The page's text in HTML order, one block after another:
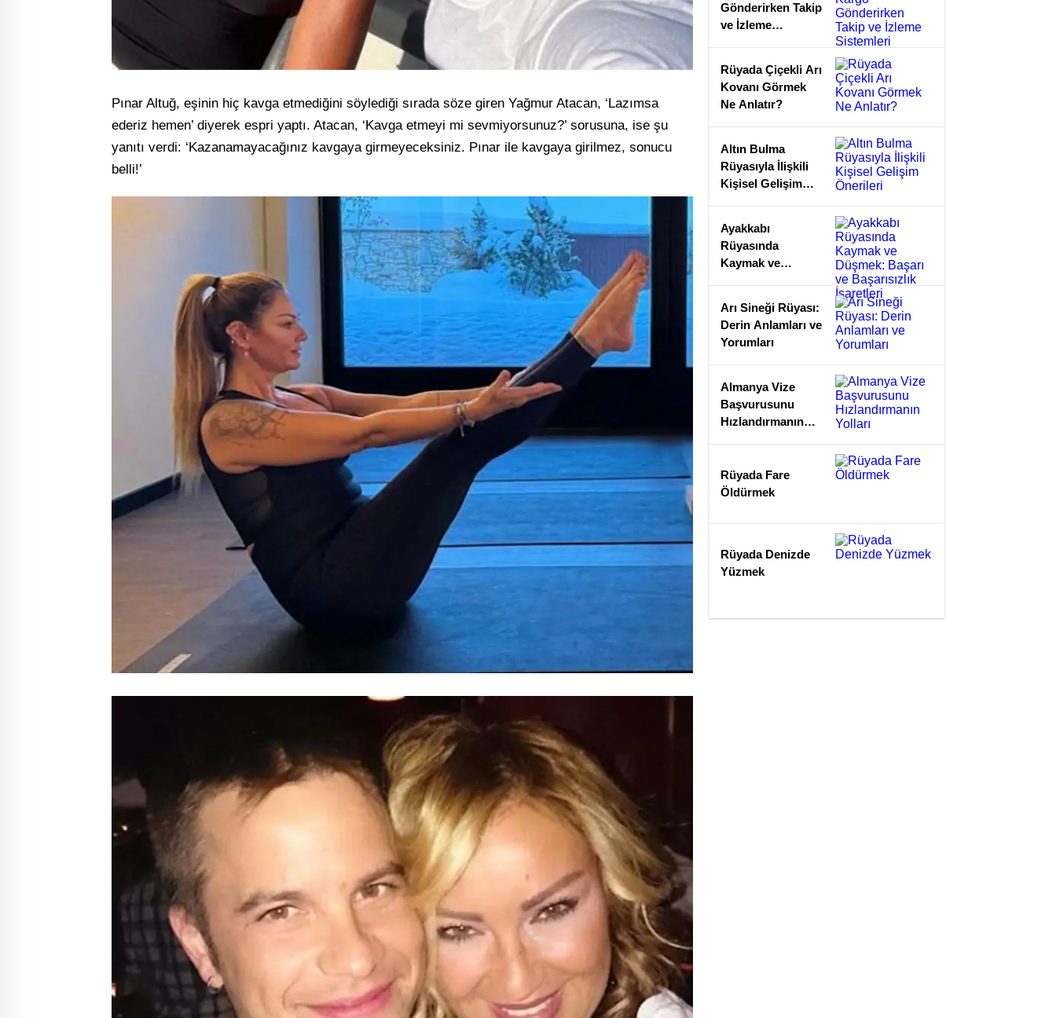
Pınar Altuğ, eşinin hiç kavga etmediğini söylediği sırada söze giren Yağmur Atacan, ‘Lazımsa
ederiz hemen’ diyerek espri yaptı. Atacan, ‘Kavga etmeyi mi sevmiyorsunuz?’ sorusuna, ise şu
yanıtı verdi: ‘Kazanamayacağınız kavgaya girmeyeceksiniz. Pınar ile kavgaya girilmez, sonucu
belli!’
Gönderirken Takip
ve İzleme
Rüyada Çiçekli Arı
Kovanı Görmek
Ne Anlatır?
Altın Bulma
Rüyasıyla İlişkili
Kişisel Gelişim
Ayakkabı
Rüyasında
Kaymak ve
İşaretleri
Arı Sineği Rüyası:
Derin Anlamları ve
Yorumları
Almanya Vize
Başvurusunu
Hızlandırmanın
Rüyada Fare
Öldürmek
Rüyada Denizde
Yüzmek